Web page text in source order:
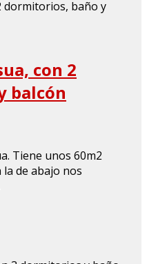
con 2
balcón
Tiene unos 60m2
de abajo nos